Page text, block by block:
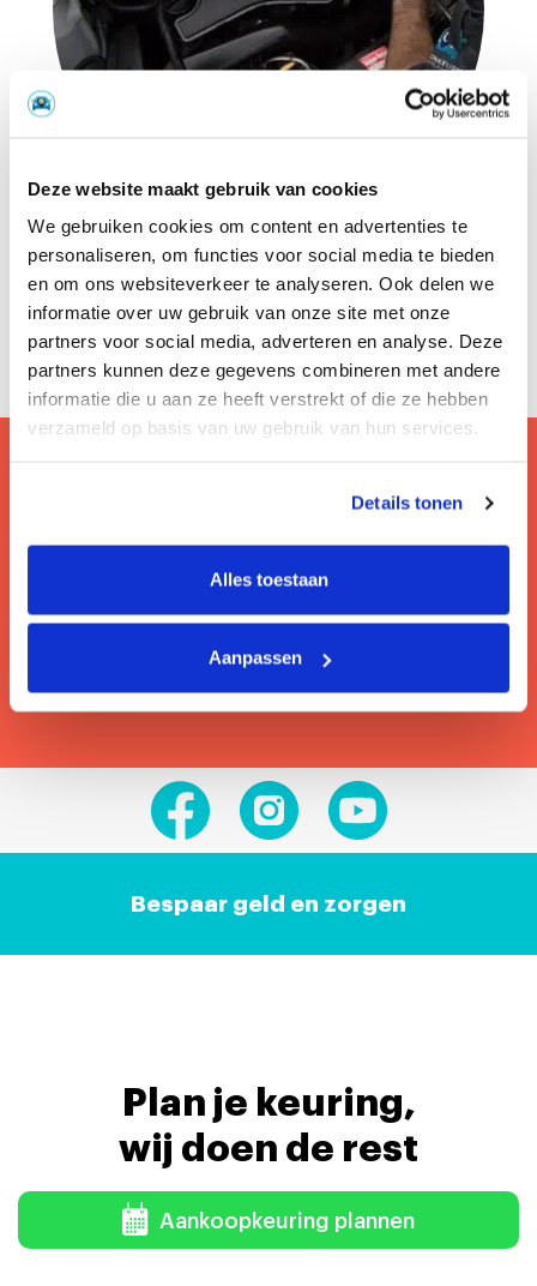
Deze website maakt gebruik van cookies
We gebruiken cookies om content en advertenties te
personaliseren, om functies voor social media te bieden
en om ons websiteverkeer te analyseren. Ook delen we
informatie over uw gebruik van onze site met onze
partners voor social media, adverteren en analyse. Deze
partners kunnen deze gegevens combineren met andere
informatie die u aan ze heeft verstrekt of die ze hebben
verzameld op basis van uw gebruik van hun services.
Details tonen
Alles toestaan
Aanpassen
gebruikers.
Lees meer
Bespaar geld en zorgen
Plan je keuring,
wij doen de rest
Aankoopkeuring plannen